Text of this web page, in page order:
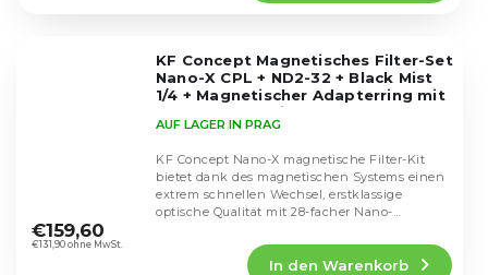
KF Concept Magnetisches Filter-Set
Nano-X CPL + ND2-32 + Black Mist
1/4 + Magnetischer Adapterring mit
Deckel und Etui (82mm)
durchschnittliche
Produktbewertung
AUF LAGER IN PRAG
€131,90 ohne MwSt.
€159,60
In den Warenkorb
KF Concept Nano-X magnetische Filter-Kit
bietet dank des magnetischen Systems einen
extrem schnellen Wechsel, erstklassige
optische Qualität mit 28-facher Nano-